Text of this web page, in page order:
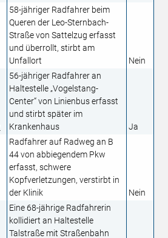
58-jähriger Radfahrer beim
Queren der Leo-Sternbach-
Straße von Sattelzug erfasst
und überrollt, stirbt am
Unfallort
Nein
56-jähriger Radfahrer an
Haltestelle „Vogelstang-
Center“ von Linienbus erfasst
und stirbt später im
Krankenhaus
Ja
Radfahrer auf Radweg an B
44 von abbiegendem Pkw
erfasst, schwere
Kopfverletzungen, verstirbt in
der Klinik
Nein
Eine 68-jährige Radfahrerin
kollidiert an Haltestelle
Talstraße mit Straßenbahn